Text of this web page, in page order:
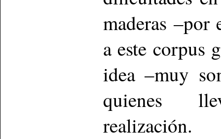
maderas –por
a este corpus
idea –muy
quienes
realización.